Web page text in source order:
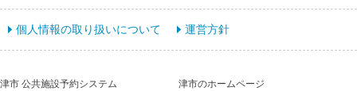
個人情報の取り扱いについて 運営方針
津市 公共施設予約システム
津市のホームページ